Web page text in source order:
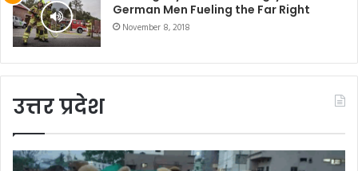
German Men Fueling the Far Right
November 8, 2018
उत्तर प्रदेश